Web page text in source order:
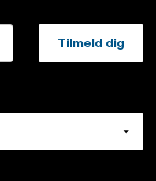
Tilmeld dig